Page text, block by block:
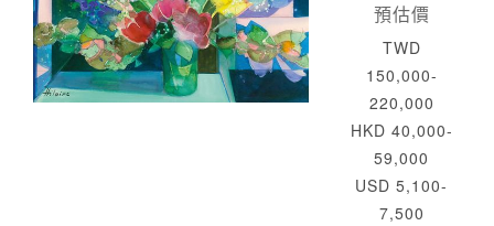
預估價
TWD
150,000-
220,000
HKD 40,000-
59,000
USD 5,100-
7,500